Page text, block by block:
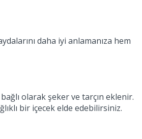
daha iyi anlamanıza hem
olarak şeker ve tarçın eklenir.
bir içecek elde edebilirsiniz.